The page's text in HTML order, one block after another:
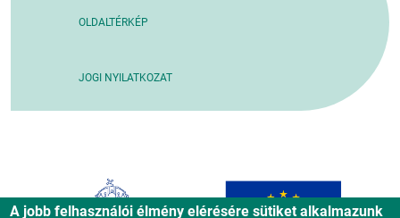
OLDALTÉRKÉP
JOGI NYILATKOZAT
A jobb felhasználói élmény elérésére sütiket alkalmazunk